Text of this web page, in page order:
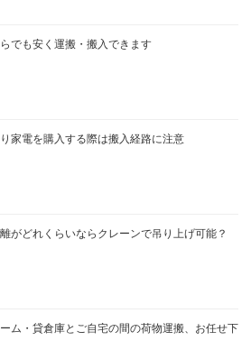
でも安く運搬・搬入できます
家電を購入する際は搬入経路に注意
がどれくらいならクレーンで吊り上げ可能？
ム・貸倉庫とご自宅の間の荷物運搬、お任せ下